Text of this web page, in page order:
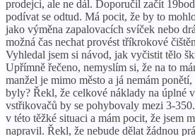
prodejci, ale ne dál. Doporučil začít
podívat se odtud. Má pocit, že by to
jako výměna zapalovacích svíček nebo
možná čas nechat provést tříkrokové
Vyhledal jsem si návod, jak vyčistit tělo
Upřímně řečeno, nemyslím si, že na to
manžel je mimo město a já nemám
byly? Řekl, že celkové náklady na úplné
vstřikovačů by se pohybovaly mezi 3-
v této těžké situaci a mám pocit, že jsem
napravil. Řekl, že nebude dělat žádnou